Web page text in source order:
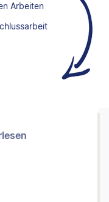
Arbeiten